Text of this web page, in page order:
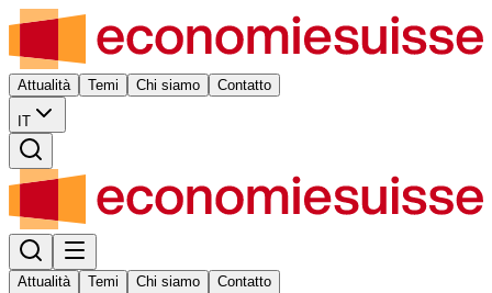
Attualità Temi Chi siamo Contatto
IT
Attualità Temi Chi siamo Contatto